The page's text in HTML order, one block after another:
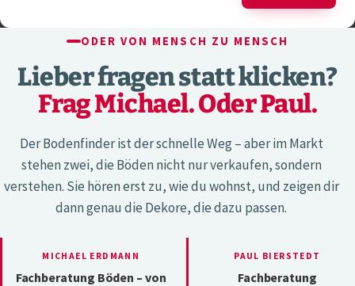
ODER VON MENSCH ZU MENSCH
Lieber fragen statt klicken?
Frag Michael. Oder Paul.
Der Bodenfinder ist der schnelle Weg – aber im Markt
stehen zwei, die Böden nicht nur verkaufen, sondern
verstehen. Sie hören erst zu, wie du wohnst, und zeigen dir
dann genau die Dekore, die dazu passen.
MICHAEL ERDMANN
Fachberatung Böden – von
PAUL BIERSTEDT
Fachberatung